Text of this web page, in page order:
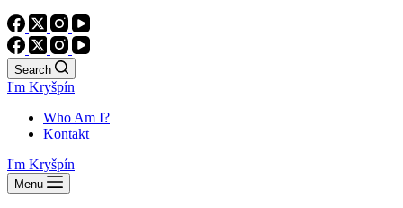
Search
I'm Kryšpín
Who Am I?
Kontakt
I'm Kryšpín
Menu